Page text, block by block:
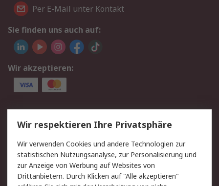
Per E-Mail unter Kontakt
Sie finden uns auch auf:
Wir akzeptieren:
Service
Value Added Services
Lieferlösungen
Rücksendungen
Kontakt
Hilfe
Privatkunden
Rechtliches
Wir respektieren Ihre Privatsphäre
Wir verwenden Cookies und andere Technologien zur
statistischen Nutzungsanalyse, zur Personalisierung und
zur Anzeige von Werbung auf Websites von
Drittanbietern. Durch Klicken auf "Alle akzeptieren"